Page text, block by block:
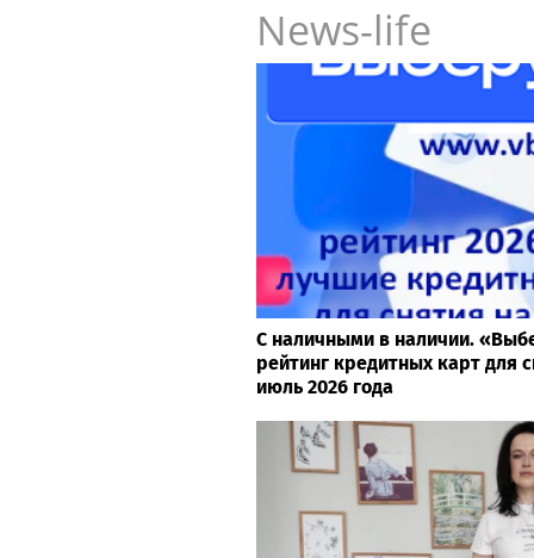
News-life
С наличными в наличии.
рейтинг кредитных карт для
июль 2026 года